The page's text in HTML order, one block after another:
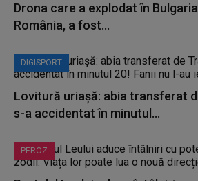
Drona care a explodat în
România, a fost...
DIGISPORT
Lovitură uriașă: abia transferat
s-a accidentat în minutul...
PEROZ